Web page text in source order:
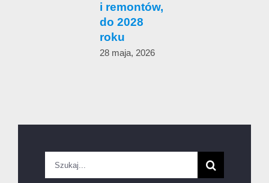
i remontów,
do 2028
roku
28 maja, 2026
Szukaj